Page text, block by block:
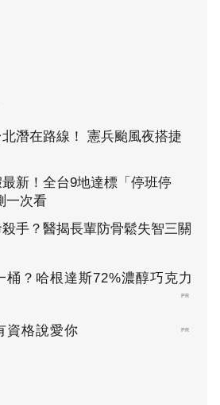
潛在路線！ 憲兵颱風夜搭捷
新！全台9地達標「停班停
一次看
手？醫揭長輩防骨鬆失智三關
桶？哈根達斯72%濃醇巧克力
PR
資格說愛你 PR